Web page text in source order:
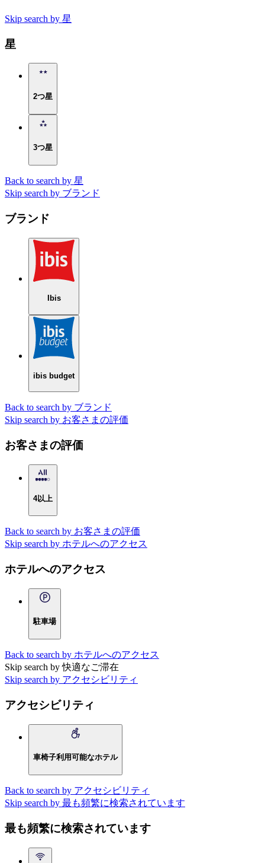
Skip search by 星
星
2つ星
3つ星
Back to search by 星
Skip search by ブランド
ブランド
Ibis
ibis budget
Back to search by ブランド
Skip search by お客さまの評価
お客さまの評価
4以上
Back to search by お客さまの評価
Skip search by ホテルへのアクセス
ホテルへのアクセス
駐車場
Back to search by ホテルへのアクセス
Skip search by 快適なご滞在
Skip search by アクセシビリティ
アクセシビリティ
車椅子利用可能なホテル
Back to search by アクセシビリティ
Skip search by 最も頻繁に検索されています
最も頻繁に検索されています